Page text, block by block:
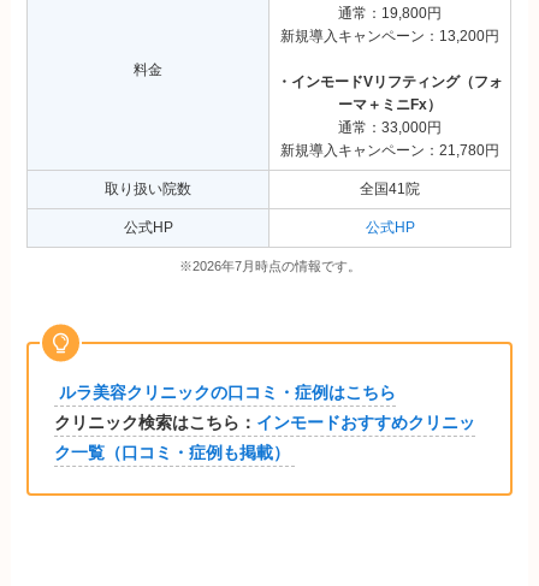
料金
通常：19,800円
新規導入キャンペーン：13,200円
・インモードVリフティング（フォ
ーマ＋ミニFx）
通常：33,000円
新規導入キャンペーン：21,780円
取り扱い院数 全国41院
公式HP 公式HP
※2026年7月時点の情報です。
ルラ美容クリニックの口コミ・症例はこちら
クリニック検索はこちら： インモードおすすめクリニッ
ク一覧（口コミ・症例も掲載）